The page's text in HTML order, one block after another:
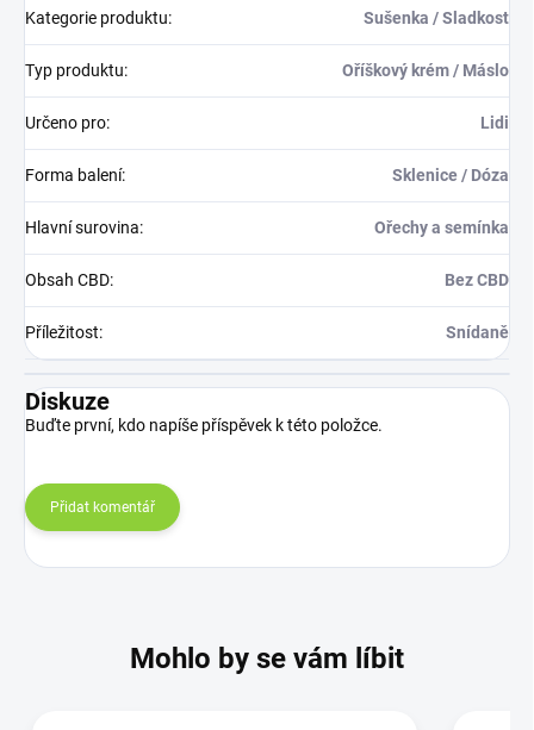
Kategorie produktu: Sušenka / Sladkost
Typ produktu: Oříškový krém / Máslo
Určeno pro: Lidi
Forma balení: Sklenice / Dóza
Hlavní surovina: Ořechy a semínka
Obsah CBD: Bez CBD
Příležitost: Snídaně
Diskuze
Buďte první, kdo napíše příspěvek k této položce.
Přidat komentář
Mohlo by se vám líbit